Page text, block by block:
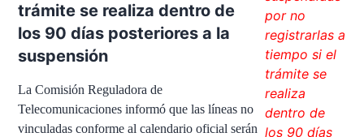
trámite se realiza dentro de
los 90 días posteriores a la
suspensión
La Comisión Reguladora de
Telecomunicaciones informó que las líneas no
vinculadas conforme al calendario oficial serán